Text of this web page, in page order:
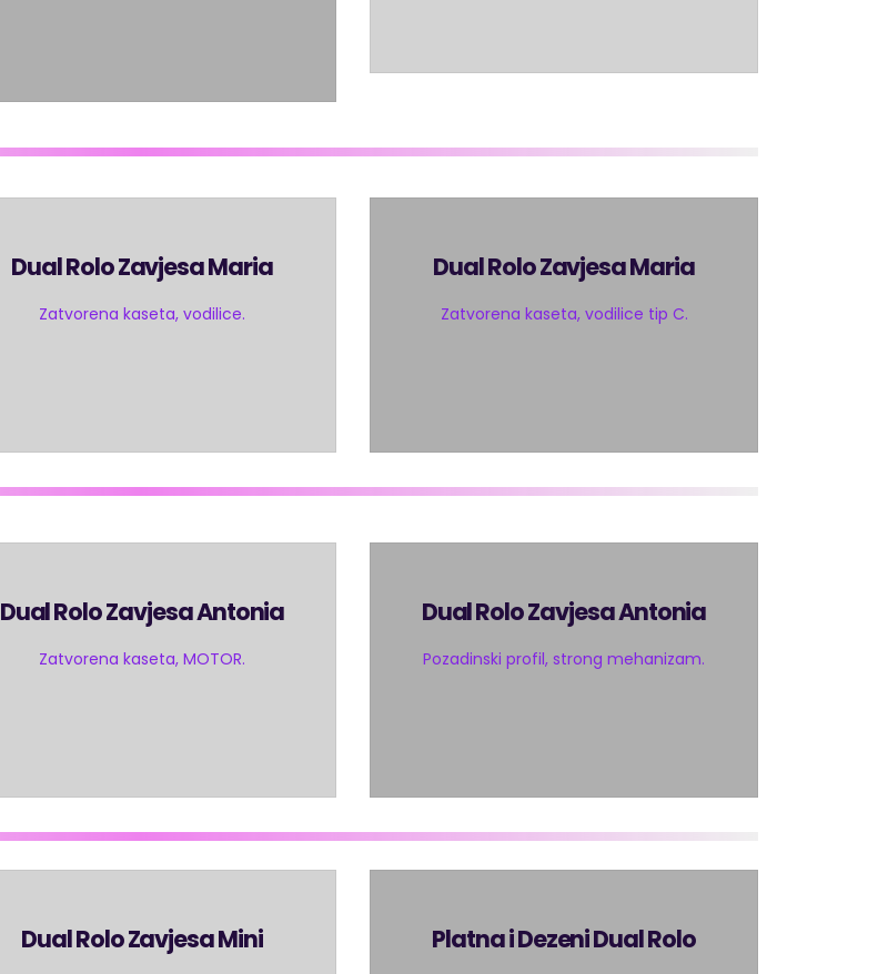
Dual Rolo Zavjesa Maria
Zatvorena kaseta, vodilice.
Dual Rolo Zavjesa Maria
Zatvorena kaseta, vodilice tip C.
Dual Rolo Zavjesa Antonia
Zatvorena kaseta, MOTOR.
Dual Rolo Zavjesa Antonia
Pozadinski profil, strong mehanizam.
Dual Rolo Zavjesa Mini Platna i Dezeni Dual Rolo